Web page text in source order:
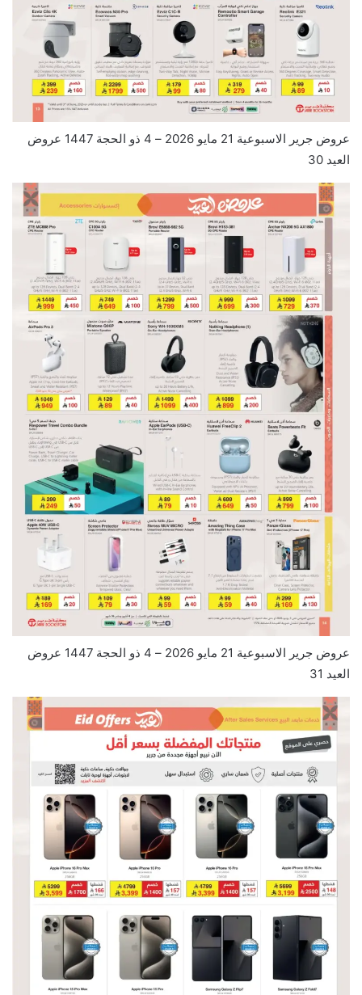
عروض جرير الاسبوعية 21 مايو 2026 – 4 ذو الحجة 1447 عروض
العيد 30
عروض جرير الاسبوعية 21 مايو 2026 – 4 ذو الحجة 1447 عروض
العيد 31